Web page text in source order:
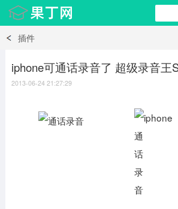
插件
iphone可通话录音了 超级录音王
2013-06-24 21:27:29